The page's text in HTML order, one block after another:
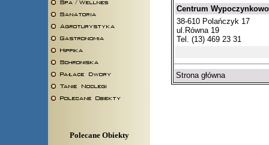
Polecane Obiekty
Centrum
38-610 Polańczyk 17
ul.Równa 19
Tel. (13) 469 23 31
Strona główna